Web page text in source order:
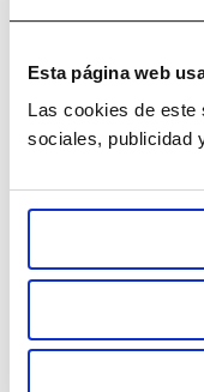
Esta página web
Las cookies de este
sociales, publicidad